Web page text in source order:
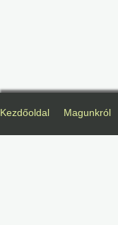
Kezdőoldal Magunkról